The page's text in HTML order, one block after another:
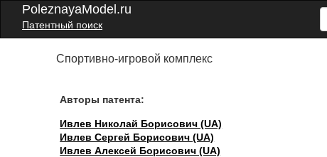
PoleznayaModel.ru
Патентный поиск
Спортивно-игровой комплекс
Авторы патента:
Ивлев Николай Борисович (UA)
Ивлев Сергей Борисович (UA)
Ивлев Алексей Борисович (UA)